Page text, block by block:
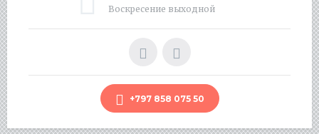
Воскресение выходной
+797 858 075 50